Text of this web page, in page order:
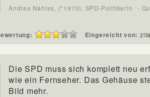
Andrea Nahles, (*1970), SPD-Politikerin -
Eingereicht von:
Die SPD muss sich komplett neu
wie ein Fernseher. Das Gehäuse
Bild mehr.